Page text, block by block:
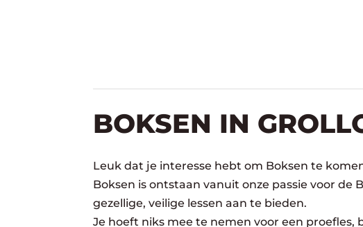
BOKSEN IN
Leuk dat je interesse hebt om Boksen te
Boksen is ontstaan vanuit onze passie voor de
gezellige, veilige lessen aan te bieden.
Je hoeft niks mee te nemen voor een proefles,